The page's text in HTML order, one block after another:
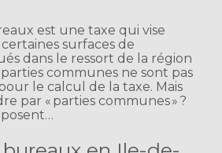
est une taxe qui vise
surfaces de
dans le ressort de la région
communes ne sont pas
le calcul de la taxe. Mais
par « parties communes » ?